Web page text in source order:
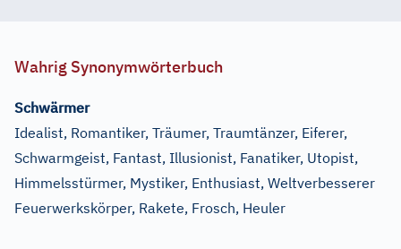
Wahrig Synonymwörterbuch
Schwärmer
Idealist, Romantiker, Träumer, Traumtänzer, Eiferer,
Schwarmgeist, Fantast, Illusionist, Fanatiker, Utopist,
Himmelsstürmer, Mystiker, Enthusiast, Weltverbesserer
Feuerwerkskörper, Rakete, Frosch, Heuler